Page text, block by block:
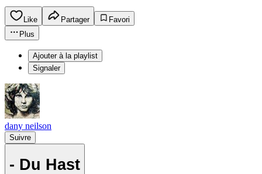
Like Partager
Favori
Plus
Ajouter à la playlist
Signaler
dany neilson
Suivre
- Du Hast